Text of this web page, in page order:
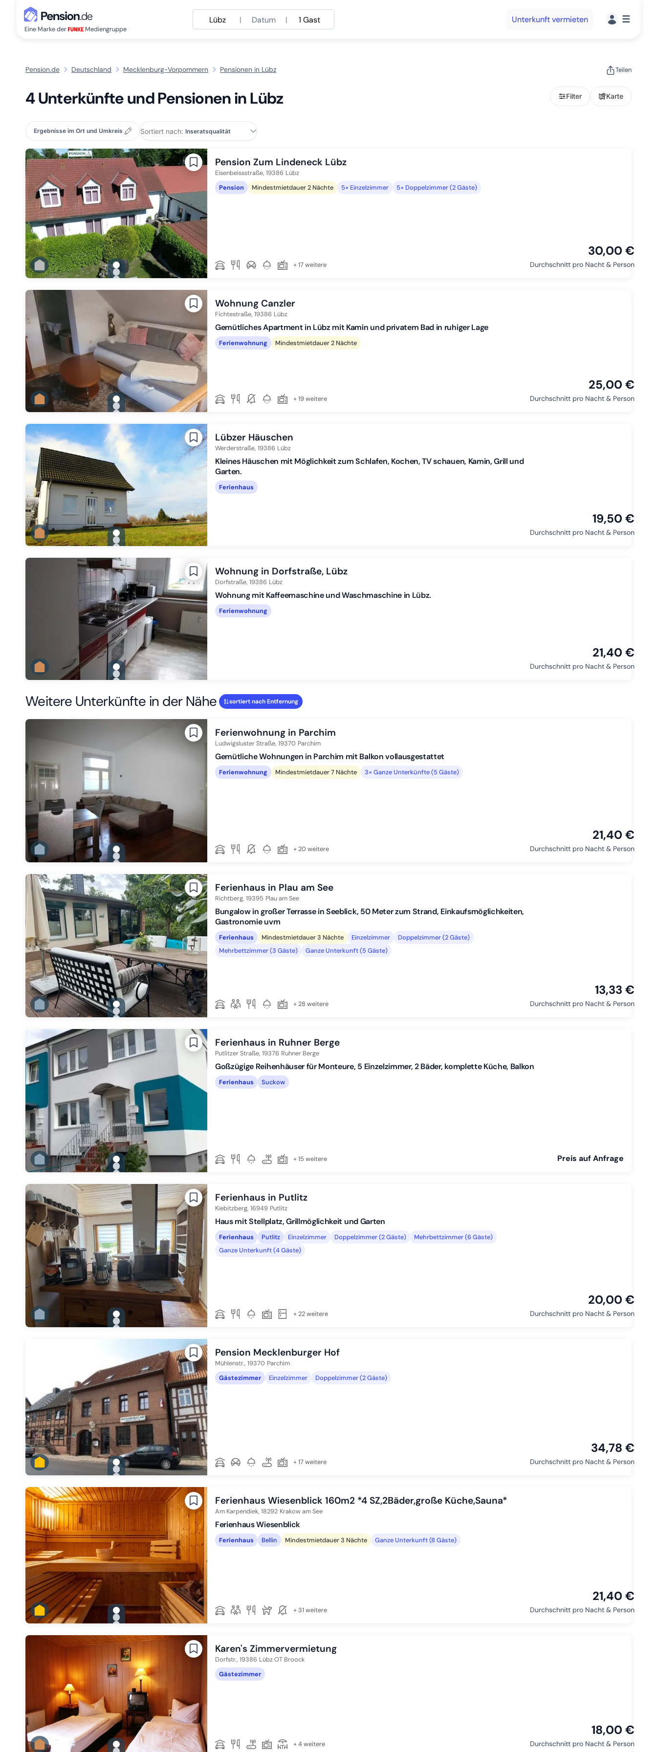
Eine Marke der Mediengruppe
Lübz | Datum | 1 Gast Unterkunft vermieten ☰
Pension.de Deutschland Mecklenburg-Vorpommern Pensionen in Lübz Teilen
4 Unterkünfte und Pensionen in Lübz Filter Karte
Ergebnisse im Ort und Umkreis Sortiert nach:
gallery.slide_selector
Zu Slide 1 wechseln
Zu Slide 2 wechseln
Pension Zum Lindeneck Lübz
Eisenbeissstraße, 19386 Lübz
Pension
Mindestmietdauer 2 Nächte 5× Einzelzimmer 5× Doppelzimmer (2 Gäste)
+ 17 weitere
30,00 €
Durchschnitt pro Nacht & Person
gallery.slide_selector
Zu Slide 1 wechseln
Zu Slide 2 wechseln
Wohnung Canzler
Fichtestraße, 19386 Lübz
Gemütliches Apartment in Lübz mit Kamin und privatem Bad in ruhiger Lage
Ferienwohnung Mindestmietdauer 2 Nächte
+ 19 weitere
25,00 €
Durchschnitt pro Nacht & Person
gallery.slide_selector
Zu Slide 1 wechseln
Zu Slide 2 wechseln
Lübzer Häuschen
Werderstraße, 19386 Lübz
Kleines Häuschen mit Möglichkeit zum Schlafen, Kochen, TV schauen, Kamin, Grill und
Garten.
Ferienhaus
19,50 €
Durchschnitt pro Nacht & Person
gallery.slide_selector
Zu Slide 1 wechseln
Zu Slide 2 wechseln
Wohnung in Dorfstraße, Lübz
Dorfstraße, 19386 Lübz
Wohnung mit Kaffeemaschine und Waschmaschine in Lübz.
Ferienwohnung
21,40 €
Durchschnitt pro Nacht & Person
Weitere Unterkünfte in der Nähe sortiert nach Entfernung
gallery.slide_selector
Zu Slide 1 wechseln
Zu Slide 2 wechseln
Zu Slide 4 wechseln
Zu Slide 5 wechseln
Zu Slide 6 wechseln
Ferienwohnung in Parchim
Ludwigsluster Straße, 19370 Parchim
Gemütliche Wohnungen in Parchim mit Balkon vollausgestattet
Ferienwohnung Mindestmietdauer 7 Nächte 3× Ganze Unterkünfte (5 Gäste)
+ 20 weitere
21,40 €
Durchschnitt pro Nacht & Person
gallery.slide_selector
Zu Slide 1 wechseln
Zu Slide 2 wechseln
Zu Slide 4 wechseln
Zu Slide 5 wechseln
Zu Slide 6 wechseln
Ferienhaus in Plau am See
Richtberg, 19395 Plau am See
Bungalow in großer Terrasse in Seeblick, 50 Meter zum Strand, Einkaufsmöglichkeiten,
Gastronomie uvm
Ferienhaus Mindestmietdauer 3 Nächte Einzelzimmer
Doppelzimmer (2 Gäste)
Mehrbettzimmer (3 Gäste)
Ganze Unterkunft (5 Gäste)
+ 28 weitere
13,33 €
Durchschnitt pro Nacht & Person
gallery.slide_selector
Zu Slide 1 wechseln
Zu Slide 2 wechseln
Zu Slide 4 wechseln
Zu Slide 5 wechseln
Zu Slide 6 wechseln
Ferienhaus in Ruhner Berge
Putlitzer Straße, 19376 Ruhner Berge
Goßzügige Reihenhäuser für Monteure, 5 Einzelzimmer, 2 Bäder, komplette Küche, Balkon
Ferienhaus Suckow
+ 15 weitere Preis auf Anfrage
gallery.slide_selector
Zu Slide 1 wechseln
Zu Slide 2 wechseln
Zu Slide 5 wechseln
Zu Slide 6 wechseln
Ferienhaus in Putlitz
Kiebitzberg, 16949 Putlitz
Haus mit Stellplatz, Grillmöglichkeit und Garten
Ferienhaus Putlitz Einzelzimmer Doppelzimmer (2 Gäste)
Mehrbettzimmer (6 Gäste)
Ganze Unterkunft (4 Gäste)
+ 22 weitere
20,00 €
Durchschnitt pro Nacht & Person
gallery.slide_selector
Zu Slide 1 wechseln
Zu Slide 2 wechseln
Zu Slide 4 wechseln
Zu Slide 5 wechseln
Pension Mecklenburger Hof
Mühlenstr., 19370 Parchim
Gästezimmer
Einzelzimmer Doppelzimmer (2 Gäste)
+ 17 weitere
34,78 €
Durchschnitt pro Nacht & Person
gallery.slide_selector
Zu Slide 1 wechseln
Zu Slide 2 wechseln
Zu Slide 4 wechseln
Zu Slide 5 wechseln
Ferienhaus Wiesenblick 160m2 *4 SZ,2Bäder,große Küche,Sauna*
Am Karpendiek, 18292 Krakow am See
Ferienhaus Wiesenblick
Ferienhaus Bellin Mindestmietdauer 3 Nächte Ganze Unterkunft (8 Gäste)
+ 31 weitere
21,40 €
Durchschnitt pro Nacht & Person
gallery.slide_selector
Karen's Zimmervermietung
Dorfstr., 19386 Lübz OT Broock
Gästezimmer
+ 4 weitere
18,00 €
Durchschnitt pro Nacht & Person